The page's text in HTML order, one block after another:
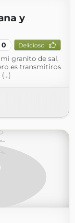
y
0 Delicioso
granito de sal,
es transmitiros